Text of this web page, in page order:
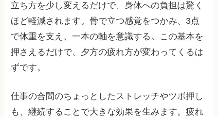
立ち方を少し変えるだけで、身体への負担は驚く
ほど軽減されます。骨で立つ感覚をつかみ、3点
で体重を支え、一本の軸を意識する。この基本を
押さえるだけで、夕方の疲れ方が変わってくるは
ずです。
仕事の合間のちょっとしたストレッチやツボ押し
も、継続することで大きな効果を生みます。疲れ